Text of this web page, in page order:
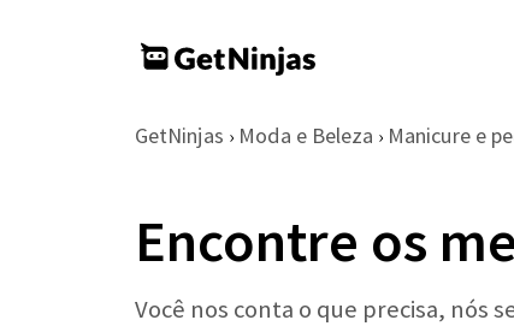
GetNinjas › Moda e Beleza › Manicure e
Encontre os
Você nos conta o que precisa, nós